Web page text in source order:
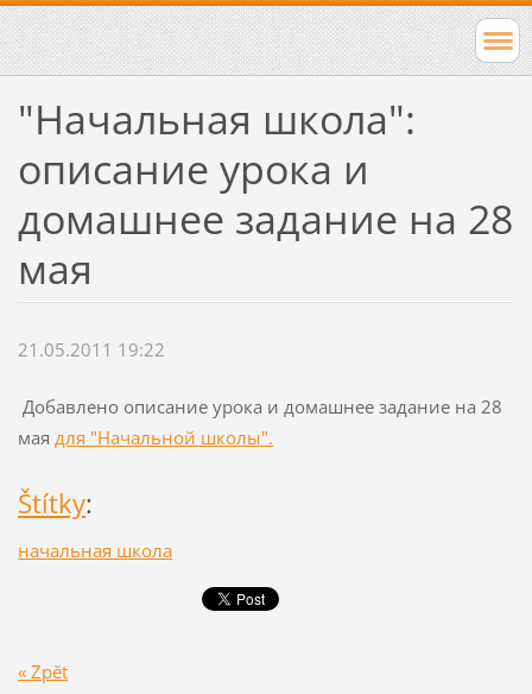
"Начальная школа":
описание урока и
домашнее задание на 28
мая
21.05.2011 19:22
Добавлено описание урока и домашнее задание на 28
мая для "Начальной школы".
Štítky:
начальная школа
« Zpět